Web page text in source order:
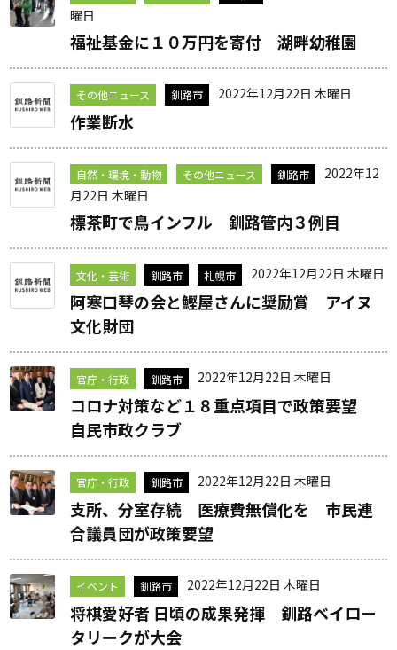
曜日
福祉基金に１０万円を寄付 湖畔幼稚園
その他ニュース 釧路市 2022年12月22日 木曜日
作業断水
自然・環境・動物 その他ニュース 釧路市
2022年12
月22日 木曜日
標茶町で鳥インフル 釧路管内３例目
文化・芸術 釧路市 札幌市 2022年12月22日 木曜日
阿寒口琴の会と鰹屋さんに奨励賞 アイヌ
文化財団
官庁・行政 釧路市 2022年12月22日 木曜日
コロナ対策など１８重点項目で政策要望
自民市政クラブ
官庁・行政 釧路市 2022年12月22日 木曜日
支所、分室存続 医療費無償化を 市民連
合議員団が政策要望
イベント 釧路市 2022年12月22日 木曜日
将棋愛好者 日頃の成果発揮 釧路ベイロー
タリークが大会